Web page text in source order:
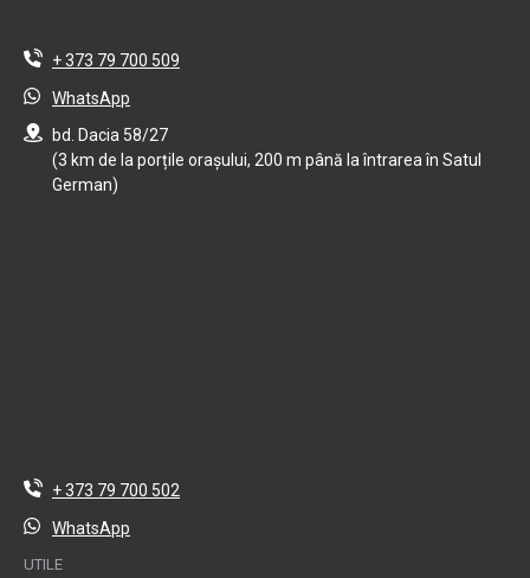
+ 373 79 700 509
WhatsApp
bd. Dacia 58/27
(3 km de la porțile orașului, 200 m până la întrarea în Satul
German)
+ 373 79 700 502
WhatsApp
UTILE